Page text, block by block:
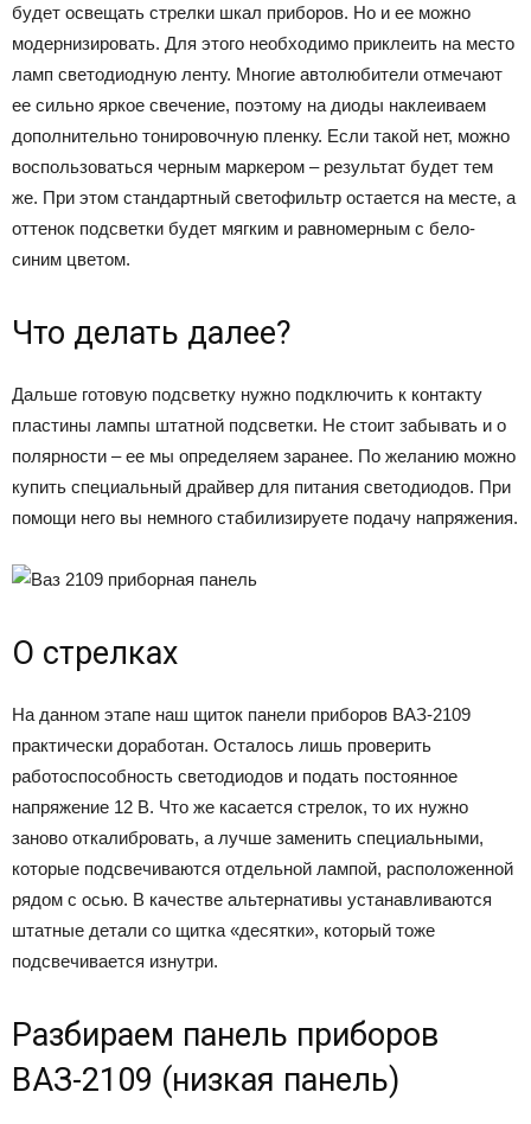
будет освещать стрелки шкал приборов. Но и ее можно
модернизировать. Для этого необходимо приклеить на место
ламп светодиодную ленту. Многие автолюбители отмечают
ее сильно яркое свечение, поэтому на диоды наклеиваем
дополнительно тонировочную пленку. Если такой нет, можно
воспользоваться черным маркером – результат будет тем
же. При этом стандартный светофильтр остается на месте, а
оттенок подсветки будет мягким и равномерным с бело-
синим цветом.
Что делать далее?
Дальше готовую подсветку нужно подключить к контакту
пластины лампы штатной подсветки. Не стоит забывать и о
полярности – ее мы определяем заранее. По желанию можно
купить специальный драйвер для питания светодиодов. При
помощи него вы немного стабилизируете подачу напряжения.
О стрелках
На данном этапе наш щиток панели приборов ВАЗ-2109
практически доработан. Осталось лишь проверить
работоспособность светодиодов и подать постоянное
напряжение 12 В. Что же касается стрелок, то их нужно
заново откалибровать, а лучше заменить специальными,
которые подсвечиваются отдельной лампой, расположенной
рядом с осью. В качестве альтернативы устанавливаются
штатные детали со щитка «десятки», который тоже
подсвечивается изнутри.
Разбираем панель приборов
ВАЗ-2109 (низкая панель)